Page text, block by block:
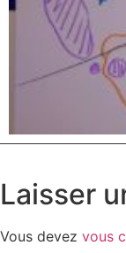
Laisser
Vous devez vous